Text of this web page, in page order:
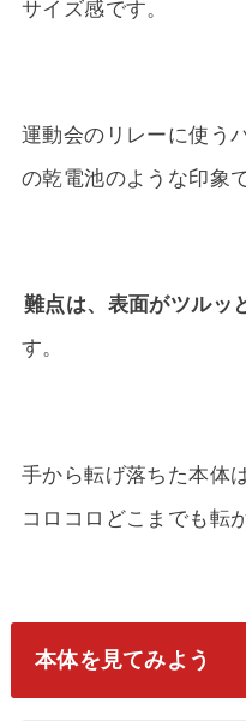
サイズ感です。
運動会のリレーに使う
の乾電池のような印象
難点は、表面がツルッ
す。
手から転げ落ちた本体
コロコロどこまでも転
本体を見てみよう